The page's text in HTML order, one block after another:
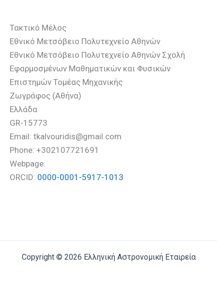
Τακτικό Μέλος
Εθνικό Μετσόβειο Πολυτεχνείο Αθηνών
Εθνικό Μετσόβειο Πολυτεχνείο Αθηνών Σχολή
Εφαρμοσμένων Μαθηματικών και Φυσικών
Επιστημών Τομέας Μηχανικής
Ζωγράφος (Αθήνα)
Ελλάδα
GR-15773
Email: tkalvouridis@gmail.com
Phone: +302107721691
Webpage:
ORCID: 0000-0001-5917-1013
Copyright © 2026 Ελληνική Αστρονομική Εταιρεία